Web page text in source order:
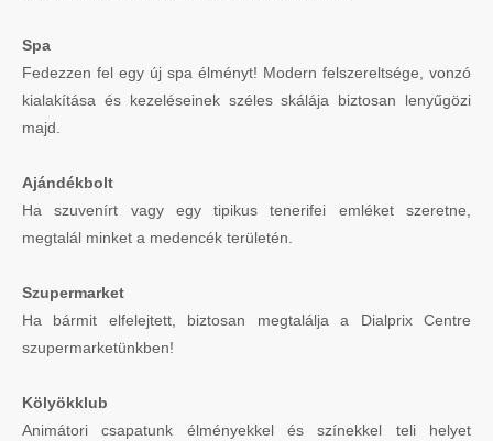
Spa
Fedezzen fel egy új spa élményt! Modern felszereltsége, vonzó
kialakítása és kezeléseinek széles skálája biztosan lenyűgözi
majd.
Ajándékbolt
Ha szuvenírt vagy egy tipikus tenerifei emléket szeretne,
megtalál minket a medencék területén.
Szupermarket
Ha bármit elfelejtett, biztosan megtalálja a Dialprix Centre
szupermarketünkben!
Kölyökklub
Animátori csapatunk élményekkel és színekkel teli helyet